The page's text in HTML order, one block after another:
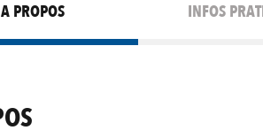
A PROPOS INFOS